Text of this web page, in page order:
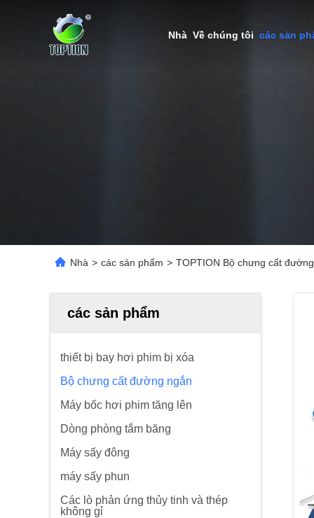
Nhà Về chúng tôi các sản
Nhà > các sản phẩm > TOPTION Bộ chưng cất
các sản phẩm
thiết bị bay hơi phim bị xóa
Bộ chưng cất đường ngắn
Máy bốc hơi phim tăng lên
Dòng phòng tắm băng
Máy sấy đông
máy sấy phun
Các lò phản ứng thủy tinh và thép
không gỉ